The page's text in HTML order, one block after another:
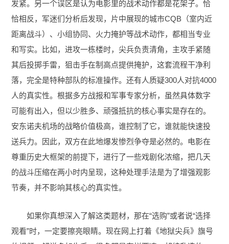
发紧。另一个误区是认为电影里的战术动作都是花架子。恰
恰相反，军迷们分析后发现，片中展现的城市CQB（室内近
距离战斗）、小组协同、火力掩护等战术动作，都相当专业
和写实。比如，进攻一栋楼时，尖兵负责清角，主攻手紧随
其后投掷手雷，狙击手在制高点提供掩护，这套流程干净利
落，完全是特种部队的标准操作。还有人质疑300人对抗4000
人的真实性。根据多方战报和军事专家分析，虽然具体数字
可能有出入，但以少胜多、顽强抵抗的核心事实是存在的。
安东诺夫机场的战略价值极高，谁控制了它，谁就能快速投
送兵力。因此，双方在此地爆发惨烈争夺是必然的。电影在
尊重历史大框架的前提下，进行了一些戏剧化浓缩，把几天
的战斗压缩在两小时内呈现，这种处理手法是为了增强观影
节奏，并不影响其核心的真实性。
如果你真想深入了解这类题材，那在“选购”或者说“选择
观看”时，一定要擦亮眼睛。现在网上打着《地狱尖兵》旗号